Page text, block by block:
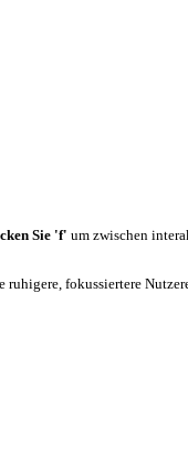
Sie 'f' um zwischen
fokussiertere